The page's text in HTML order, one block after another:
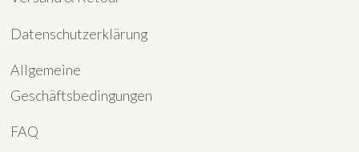
Datenschutzerklärung
Allgemeine
Geschäftsbedingungen
FAQ